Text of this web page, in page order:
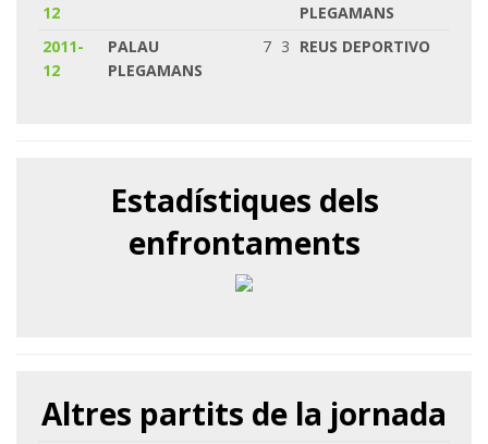
12
PLEGAMANS
2011-
12
PALAU
PLEGAMANS
7 3 REUS DEPORTIVO
Estadístiques dels
enfrontaments
Altres partits de la jornada